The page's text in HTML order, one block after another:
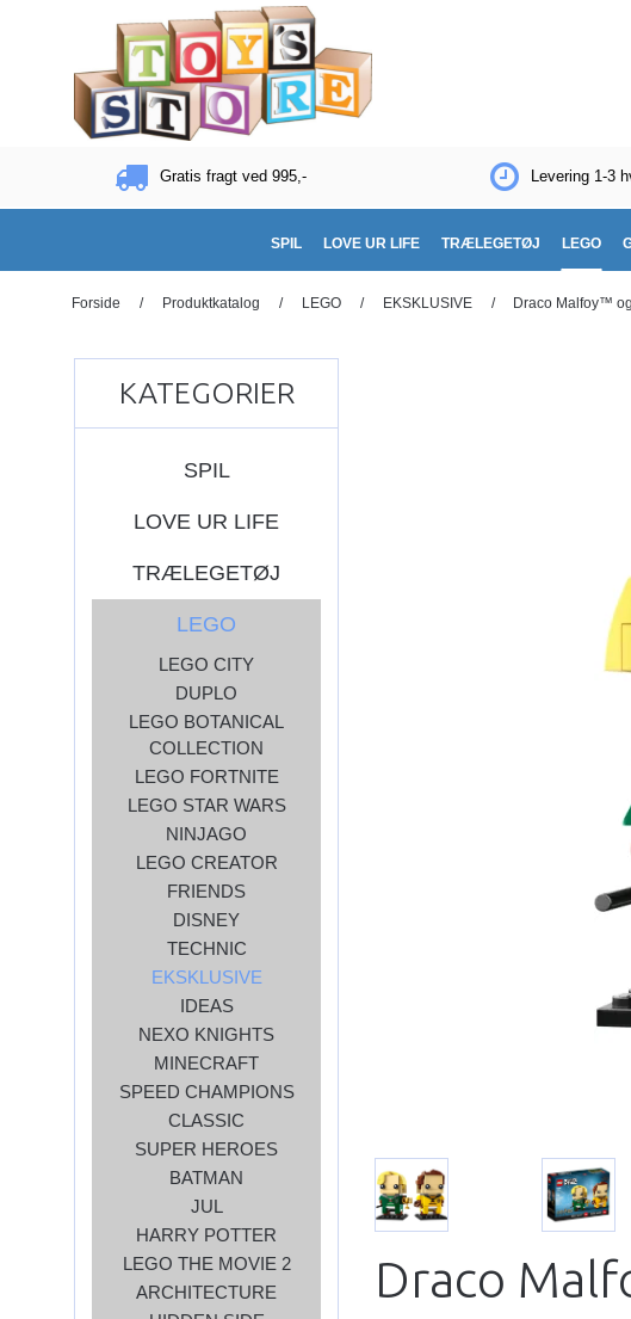
Gratis fragt ved 995,- Levering 1-3
SPIL LOVE UR LIFE TRÆLEGETØJ LEGO
Forside / Produktkatalog / LEGO / EKSKLUSIVE / Draco Malfoy™
KATEGORIER
SPIL
LOVE UR LIFE
TRÆLEGETØJ
LEGO
LEGO CITY
DUPLO
LEGO BOTANICAL
COLLECTION
LEGO FORTNITE
LEGO STAR WARS
NINJAGO
LEGO CREATOR
FRIENDS
DISNEY
TECHNIC
EKSKLUSIVE
IDEAS
NEXO KNIGHTS
MINECRAFT
SPEED CHAMPIONS
CLASSIC
SUPER HEROES
BATMAN
JUL
HARRY POTTER
LEGO THE MOVIE 2
ARCHITECTURE
Draco